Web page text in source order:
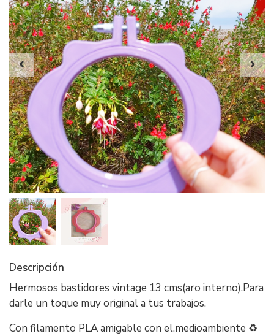
Descripción
Hermosos bastidores vintage 13 cms(aro interno).Para
darle un toque muy original a tus trabajos.
Con filamento PLA amigable con el.medioambiente ♻️